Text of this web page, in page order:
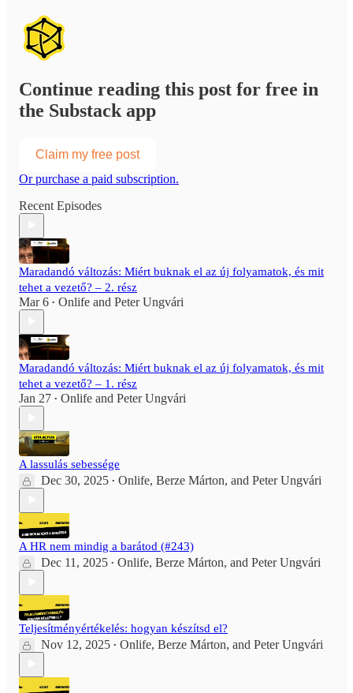
Continue reading this post for free in
the Substack app
Claim my free post
Or purchase a paid subscription.
Recent Episodes
Maradandó változás: Miért buknak el az új folyamatok, és mit
tehet a vezető? – 2. rész
Mar 6 • Onlife and Peter Ungvári
Maradandó változás: Miért buknak el az új folyamatok, és mit
tehet a vezető? – 1. rész
Jan 27 • Onlife and Peter Ungvári
A lassulás sebessége
Dec 30, 2025 • Onlife, Berze Márton, and Peter Ungvári
A HR nem mindig a barátod (#243)
Dec 11, 2025 • Onlife, Berze Márton, and Peter Ungvári
Teljesítményértékelés: hogyan készítsd el?
Nov 12, 2025 • Onlife, Berze Márton, and Peter Ungvári